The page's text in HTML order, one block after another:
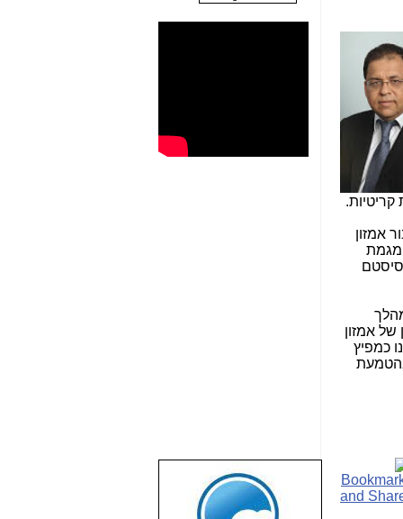
קריטיות.
אמזון
מגמת
אמזון
כמפיץ
שבוע טוב לכל
הגולשים באשר